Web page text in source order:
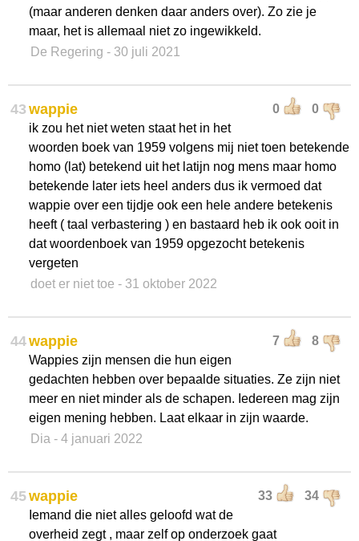
(maar anderen denken daar anders over). Zo zie je
maar, het is allemaal niet zo ingewikkeld.
De Regering - 30 juli 2021
43 0 0
wappie
ik zou het niet weten staat het in het
woorden boek van 1959 volgens mij niet toen betekende
homo (lat) betekend uit het latijn nog mens maar homo
betekende later iets heel anders dus ik vermoed dat
wappie over een tijdje ook een hele andere betekenis
heeft ( taal verbastering ) en bastaard heb ik ook ooit in
dat woordenboek van 1959 opgezocht betekenis
vergeten
doet er niet toe - 31 oktober 2022
44 7 8
wappie
Wappies zijn mensen die hun eigen
gedachten hebben over bepaalde situaties. Ze zijn niet
meer en niet minder als de schapen. Iedereen mag zijn
eigen mening hebben. Laat elkaar in zijn waarde.
Dia - 4 januari 2022
45 33 34
wappie
Iemand die niet alles geloofd wat de
overheid zegt , maar zelf op onderzoek gaat